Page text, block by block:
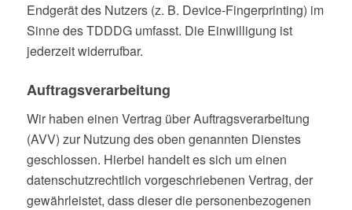
Endgerät des Nutzers (z. B. Device-Fingerprinting) im
Sinne des TDDDG umfasst. Die Einwilligung ist
jederzeit widerrufbar.
Auftragsverarbeitung
Wir haben einen Vertrag über Auftragsverarbeitung
(AVV) zur Nutzung des oben genannten Dienstes
geschlossen. Hierbei handelt es sich um einen
datenschutzrechtlich vorgeschriebenen Vertrag, der
gewährleistet, dass dieser die personenbezogenen